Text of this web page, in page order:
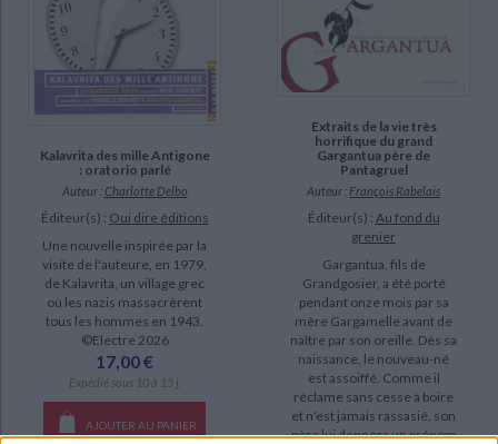
Kalavrita des mille Antigone
: oratorio parlé
Auteur : Charlotte Delbo
Éditeur(s) : Oui dire éditions
Une nouvelle inspirée par la
visite de l'auteure, en 1979,
de Kalavrita, un village grec
où les nazis massacrèrent
tous les hommes en 1943.
©Electre 2026
17,00 €
Expédié sous 10 à 15 j.
AJOUTER AU PANIER
Extraits de la vie très
horrifique du grand
Gargantua père de
Pantagruel
Auteur : François Rabelais
Éditeur(s) : Au fond du
grenier
Gargantua, fils de
Grandgosier, a été porté
pendant onze mois par sa
mère Gargamelle avant de
naître par son oreille. Dès sa
naissance, le nouveau-né
est assoiffé. Comme il
réclame sans cesse à boire
et n'est jamais rassasié, son
père lui donnera un prénom